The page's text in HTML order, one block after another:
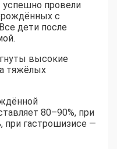
успешно провели
с
дети после
высокие
тяжёлых
80–90%, при
при гастрошизисе —